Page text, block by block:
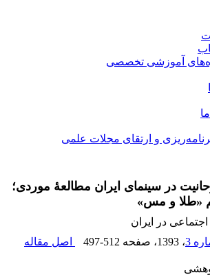
آموزشی تخصصی
و ارتقای مجلات علمی
در سینمای ایران مطالعۀ موردی؛
«طلا و مس»
در ایران
، 1393 ، صفحه 497-512
اصل مقاله